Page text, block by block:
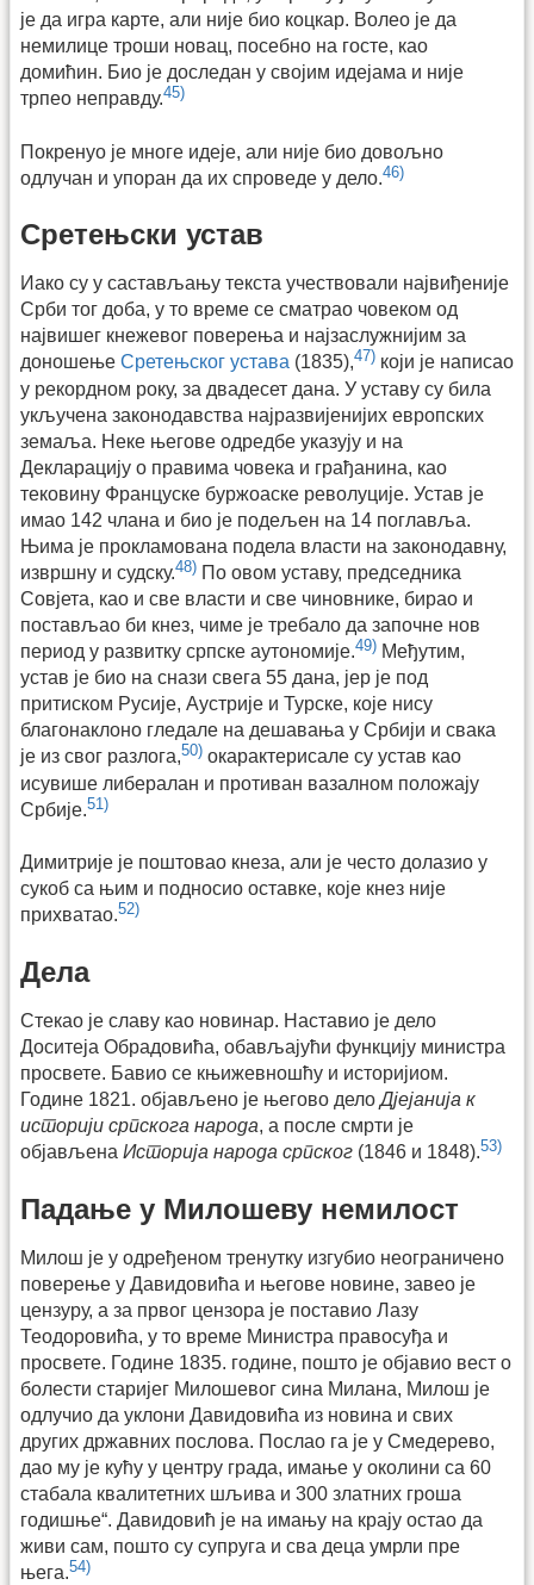
је да игра карте, али није био коцкар. Волео је да
немилице троши новац, посебно на госте, као
домићин. Био је доследан у својим идејама и није
трпео неправду.45)
Покренуо је многе идеје, али није био довољно
одлучан и упоран да их спроведе у дело.46)
Сретењски устав
Иако су у састављању текста учествовали највиђеније
Срби тог доба, у то време се сматрао човеком од
највишег кнежевог поверења и најзаслужнијим за
доношење Сретењског устава (1835),47) који је написао
у рекордном року, за двадесет дана. У уставу су била
укључена законодавства најразвијенијих европских
земаља. Неке његове одредбе указују и на
Декларацију о правима човека и грађанина, као
тековину Француске буржоаске револуције. Устав је
имао 142 члана и био је подељен на 14 поглавља.
Њима је прокламована подела власти на законодавну,
извршну и судску.48) По овом уставу, председника
Совјета, као и све власти и све чиновнике, бирао и
постављао би кнез, чиме је требало да започне нов
период у развитку српске аутономије.49) Међутим,
устав је био на снази свега 55 дана, јер је под
притиском Русије, Аустрије и Турске, које нису
благонаклоно гледале на дешавања у Србији и свака
је из свог разлога,50) окарактерисале су устав као
исувише либералан и противан вазалном положају
Србије.51)
Димитрије је поштовао кнеза, али је често долазио у
сукоб са њим и подносио оставке, које кнез није
прихватао.52)
Дела
Стекао је славу као новинар. Наставио је дело
Доситеја Обрадовића, обављајући функцију министра
просвете. Бавио се књижевношћу и историјиом.
Године 1821. објављено је његово делоДјејанија к
историји српскога народа, а после смрти је
објављена Историја народа српског (1846 и 1848).53)
Падање у Милошеву немилост
Милош је у одређеном тренутку изгубио неограничено
поверење у Давидовића и његове новине, завео је
цензуру, а за првог цензора је поставио Лазу
Теодоровића, у то време Министра правосуђа и
просвете. Године 1835. године, пошто је објавио вест о
болести старијег Милошевог сина Милана, Милош је
одлучио да уклони Давидовића из новина и свих
других државних послова. Послао га је у Смедерево,
дао му је кућу у центру града, имање у околини са 60
стабала квалитетних шљива и 300 златних гроша
годишње“. Давидовић је на имању на крају остао да
живи сам, пошто су супруга и сва деца умрли пре
њега.54)